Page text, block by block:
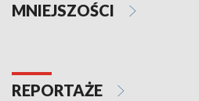
MNIEJSZOŚCI
REPORTAŻE